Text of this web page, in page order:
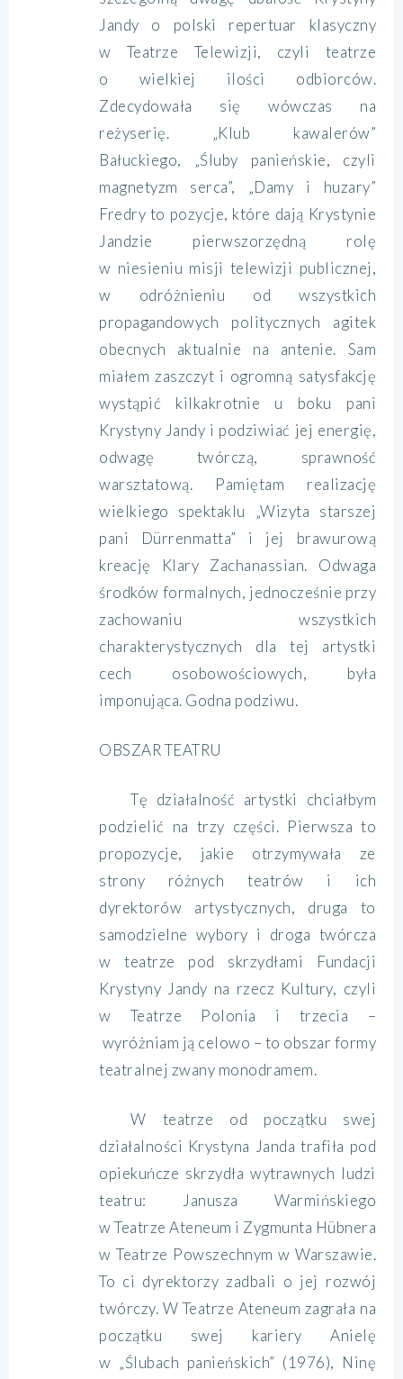
Jandy o polski repertuar klasyczny
w Teatrze Telewizji, czyli teatrze
o wielkiej ilości odbiorców.
Zdecydowała się wówczas na
reżyserię. „Klub kawalerów”
Bałuckiego, „Śluby panieńskie, czyli
magnetyzm serca”, „Damy i huzary”
Fredry to pozycje, które dają Krystynie
Jandzie pierwszorzędną rolę
w niesieniu misji telewizji publicznej,
w odróżnieniu od wszystkich
propagandowych politycznych agitek
obecnych aktualnie na antenie. Sam
miałem zaszczyt i ogromną satysfakcję
wystąpić kilkakrotnie u boku pani
Krystyny Jandy i podziwiać jej energię,
odwagę twórczą, sprawność
warsztatową. Pamiętam realizację
wielkiego spektaklu „Wizyta starszej
pani Dürrenmatta” i jej brawurową
kreację Klary Zachanassian. Odwaga
środków formalnych, jednocześnie przy
zachowaniu wszystkich
charakterystycznych dla tej artystki
cech osobowościowych, była
imponująca. Godna podziwu.
OBSZAR TEATRU
Tę działalność artystki chciałbym
podzielić na trzy części. Pierwsza to
propozycje, jakie otrzymywała ze
strony różnych teatrów i ich
dyrektorów artystycznych, druga to
samodzielne wybory i droga twórcza
w teatrze pod skrzydłami Fundacji
Krystyny Jandy na rzecz Kultury, czyli
w Teatrze Polonia i trzecia –
wyróżniam ją celowo – to obszar formy
teatralnej zwany monodramem.
W teatrze od początku swej
działalności Krystyna Janda trafiła pod
opiekuńcze skrzydła wytrawnych ludzi
teatru: Janusza Warmińskiego
w Teatrze Ateneum i Zygmunta Hübnera
w Teatrze Powszechnym w Warszawie.
To ci dyrektorzy zadbali o jej rozwój
twórczy. W Teatrze Ateneum zagrała na
początku swej kariery Anielę
w „Ślubach panieńskich” (1976), Ninę